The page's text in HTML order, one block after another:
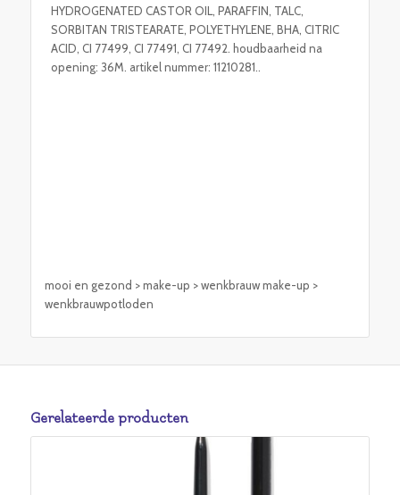
HYDROGENATED CASTOR OIL, PARAFFIN, TALC,
SORBITAN TRISTEARATE, POLYETHYLENE, BHA, CITRIC
ACID, CI 77499, CI 77491, CI 77492. houdbaarheid na
opening: 36M. artikel nummer: 11210281..
mooi en gezond > make-up > wenkbrauw make-up >
wenkbrauwpotloden
Gerelateerde producten